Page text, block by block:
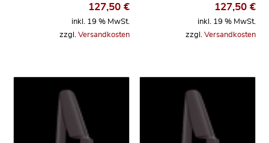
127,50 €
inkl. 19 % MwSt.
zzgl. Versandkosten
127,50 €
inkl. 19 % MwSt.
zzgl. Versandkosten